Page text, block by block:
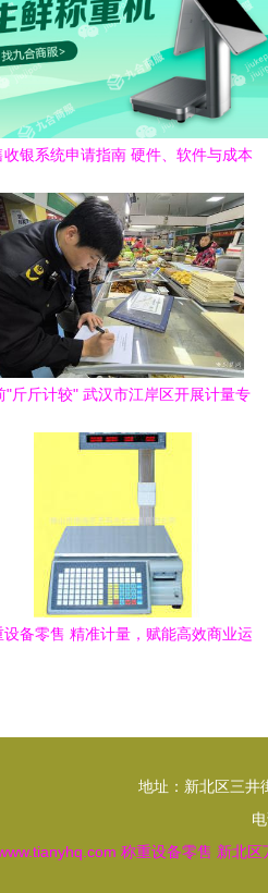
收银系统申请指南 硬件、软件与成本
"斤斤计较" 武汉市江岸区开展计量专
设备零售 精准计量，赋能高效商业运
地址：新北区三井
称重设备零售 新北区